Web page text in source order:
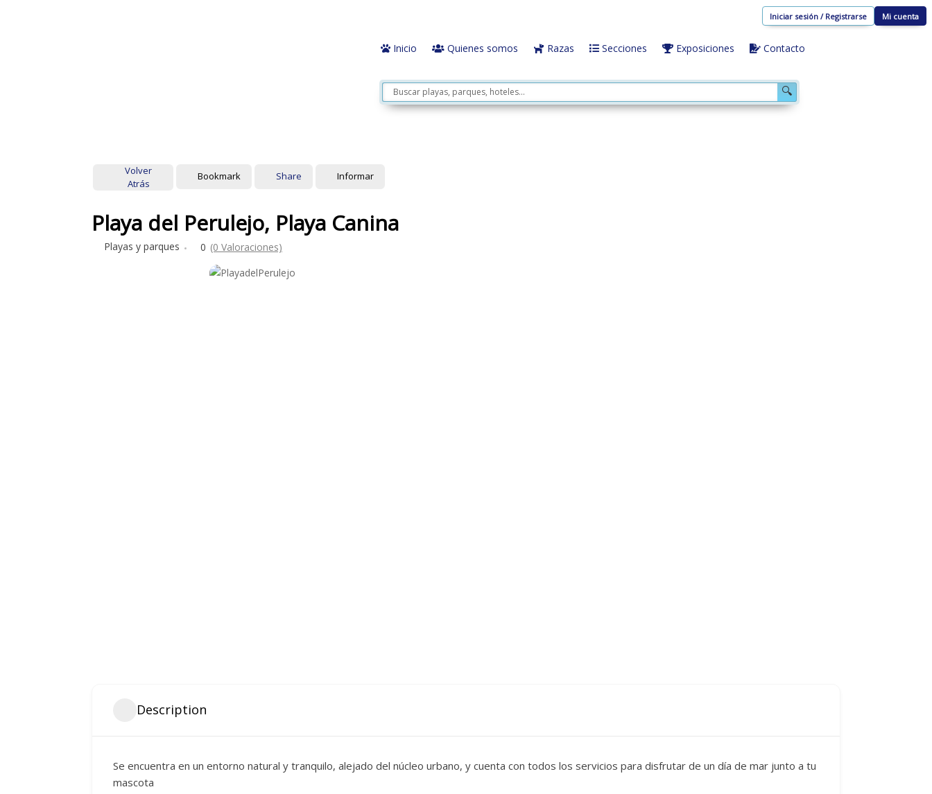
Iniciar sesión / Registrarse Mi cuenta
Inicio Quienes somos Razas Secciones Exposiciones Contacto
🔍
Volver
Atrás
Bookmark Share Informar
Playa del Perulejo, Playa Canina
Playas y parques 0 (0 Valoraciones)
Description
Se encuentra en un entorno natural y tranquilo, alejado del núcleo urbano, y cuenta con todos los servicios para disfrutar de un día de mar junto a tu
mascota